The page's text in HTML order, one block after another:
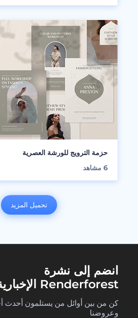
حزمة الترويج للورشة العصرية
6 مشاهد
تحميل المزيد
انضم إلى نشرة
Renderforest الإخبارية
كن من بين أوائل من يستلمون أحدث
وعروضنا